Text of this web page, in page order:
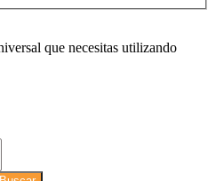
que necesitas utilizando